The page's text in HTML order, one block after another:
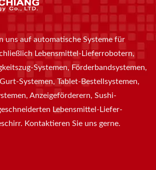
uns auf automatische Systeme für
Lebensmittel-Lieferrobotern,
Systemen, Förderbandsystemen,
Systemen, Tablet-Bestellsystemen,
Anzeigeförderern, Sushi-
Lebensmittel-Liefer-
Kontaktieren Sie uns gerne.